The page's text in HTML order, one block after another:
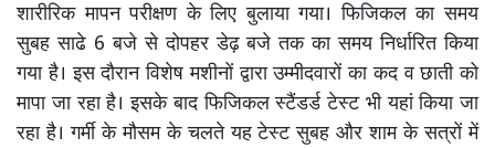
शारीरिक मापन परीक्षण के लिए बुलाया गया। फिजिकल का समय
सुबह साढे 6 बजे से दोपहर डेढ़ बजे तक का समय निर्धारित किया
गया है। इस दौरान विशेष मशीनों द्वारा उम्मीदवारों का कद व छाती को
मापा जा रहा है। इसके बाद फिजिकल स्टैंडर्ड टेस्ट भी यहां किया जा
रहा है। गर्मी के मौसम के चलते यह टेस्ट सुबह और शाम के सत्रों में